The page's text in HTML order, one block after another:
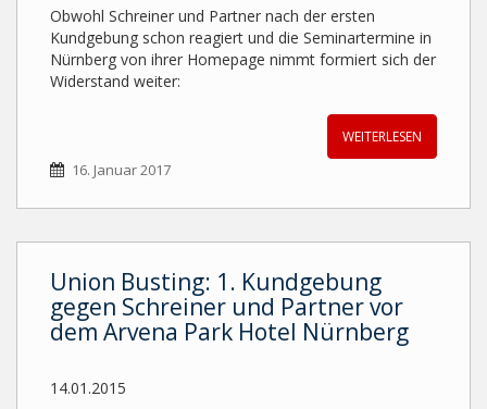
Obwohl Schreiner und Partner nach der ersten
Kundgebung schon reagiert und die Seminartermine in
Nürnberg von ihrer Homepage nimmt formiert sich der
Widerstand weiter:
WEITERLESEN
16. Januar 2017
Union Busting: 1. Kundgebung
gegen Schreiner und Partner vor
dem Arvena Park Hotel Nürnberg
14.01.2015